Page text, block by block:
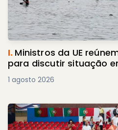
I. Ministros da UE
para discutir situação
1 agosto 2026